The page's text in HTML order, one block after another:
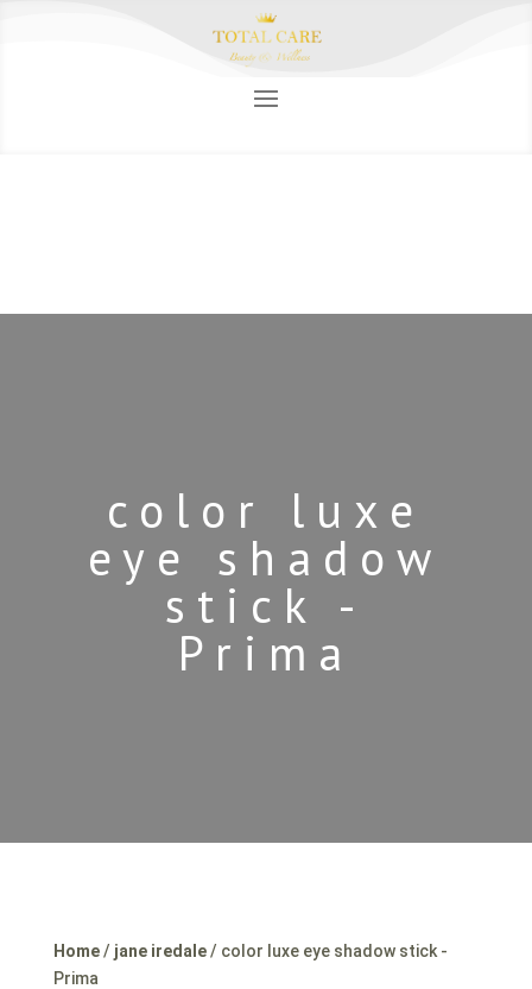
color luxe
eye shadow
stick -
Prima
Home/ jane iredale/ color luxe eye shadow stick -
Prima